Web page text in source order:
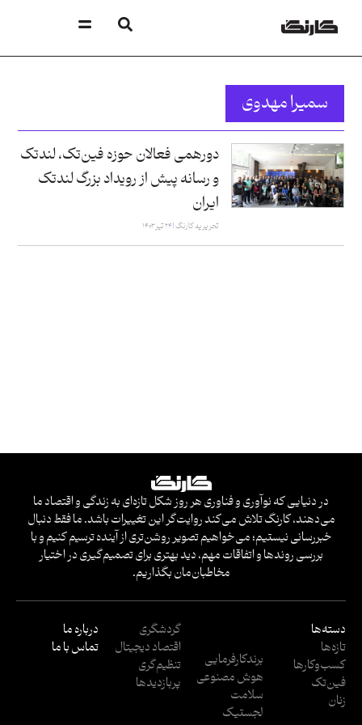
سمیرا مهدوی
دورهمی فعالان حوزه‌ فین‌تک، لندتک
و رسانه‌ پیش از رویداد بزرگ لندتک
ایران
تحریریه کارنگ ۲۴ تیر ۱۴۰۳
در دنیایی که نوآوری و فناوری هر روز شکل تازه‌ای به زندگی و اقتصاد ما
می‌دهند، کارنگ تلاش می‌کند روایت‌گر این تغییرات باشد. ما فقط دنبال
خبررسانی نیستیم؛ می‌خواهیم تصویر روشن‌تری از آینده ترسیم کنیم و با
بررسی روندها و اتفاقات مهم، دید بهتری برای تصمیم‌گیری در اختیار
مخاطبان‌مان بگذاریم.
دسته‌ها
تازه‌ها
کسب‌وکار‌ها
فین‌تک
زنان
برندکارفرمایی
هوش مصنوعی
سلامت
لجستیک
گردشگری
اقتصاد دیجیتال
تنظیم‌گری
پربازدید‌ها
درباره ما
تماس با ما